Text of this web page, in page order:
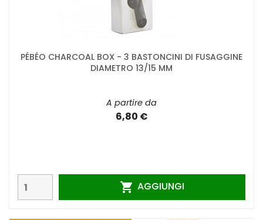
PÉBÉO CHARCOAL BOX - 3 BASTONCINI DI FUSAGGINE
DIAMETRO 13/15 MM
A partire da
6,80 €
 AGGIUNGI